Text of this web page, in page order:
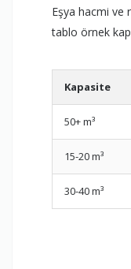
Eşya hacmi ve
tablo örnek
Kapasite
50+ m³
15-20 m³
30-40 m³